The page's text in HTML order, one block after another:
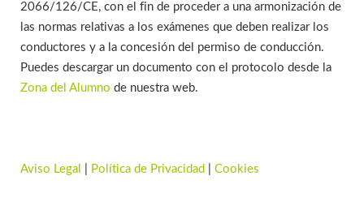
2066/126/CE, con el fin de proceder a una armonización de
las normas relativas a los exámenes que deben realizar los
conductores y a la concesión del permiso de conducción.
Puedes descargar un documento con el protocolo desde la
Zona del Alumno de nuestra web.
Aviso Legal Política de Privacidad Cookies